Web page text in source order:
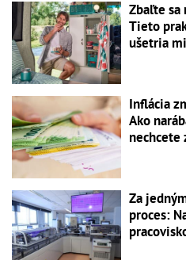
Zbaľte sa
Tieto
ušetria
Inflácia
Ako
nechcete
Za
proces: